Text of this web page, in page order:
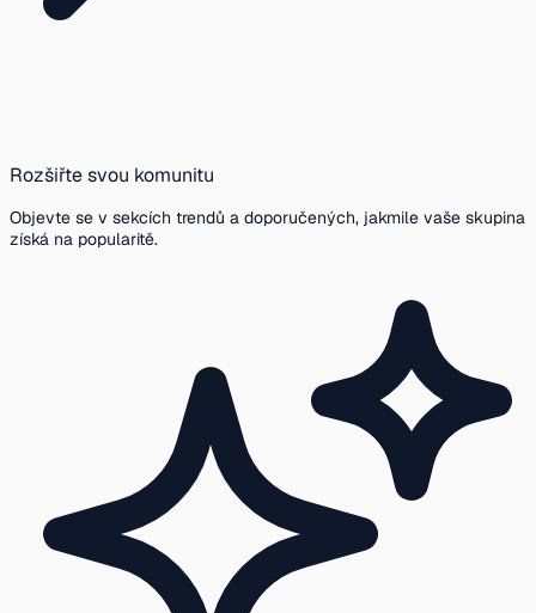
Rozšiřte svou komunitu
Objevte se v sekcích trendů a doporučených, jakmile vaše skupina
získá na popularitě.